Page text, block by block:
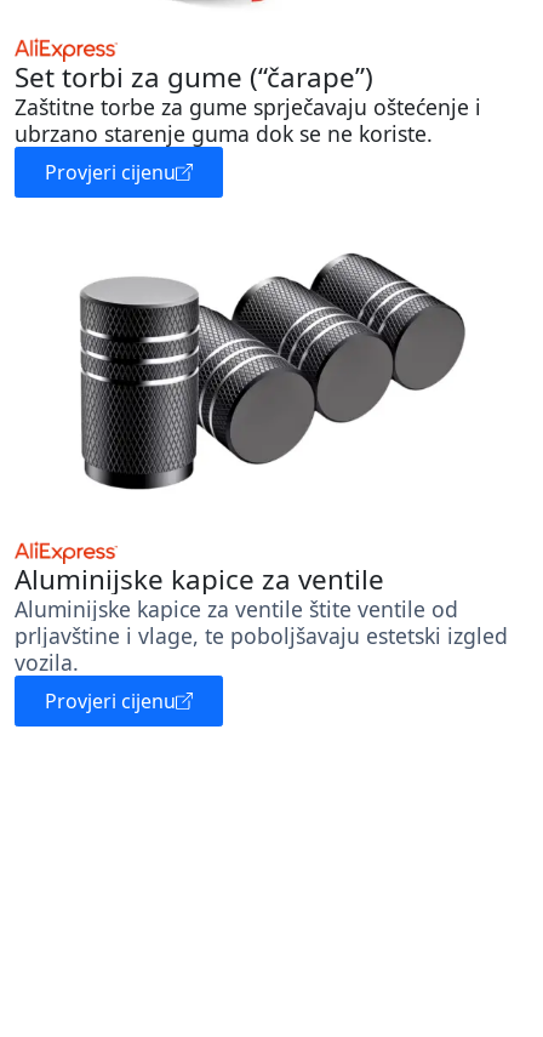
Set torbi za gume (“čarape”)
Zaštitne torbe za gume sprječavaju oštećenje i
ubrzano starenje guma dok se ne koriste.
Provjeri cijenu
Aluminijske kapice za ventile
Aluminijske kapice za ventile štite ventile od
prljavštine i vlage, te poboljšavaju estetski izgled
vozila.
Provjeri cijenu